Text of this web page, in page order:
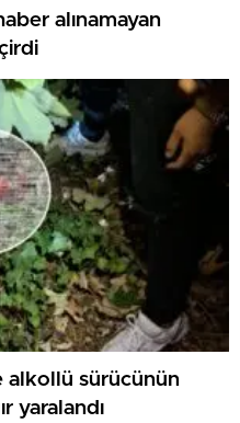
alınamayan
alkollü sürücünün
yaralandı